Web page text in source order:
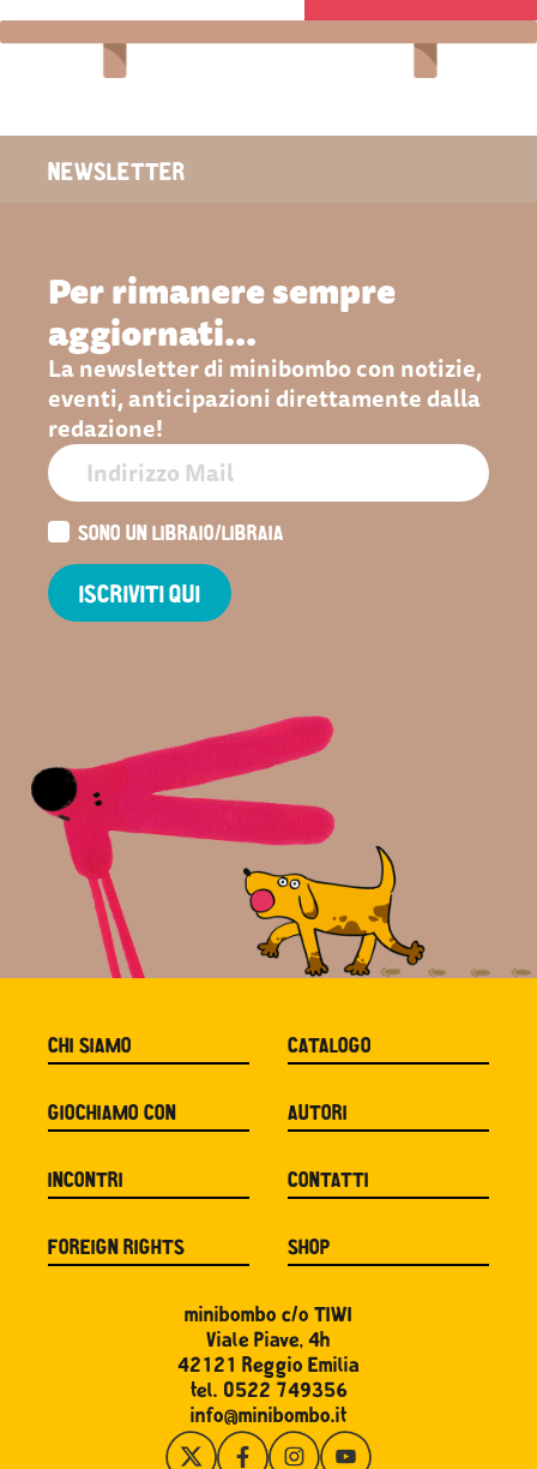
ACQUISTA
SCHEDA LIBRO
Per rimanere sempre
aggiornati...
La newsletter di minibombo con notizie,
eventi, anticipazioni direttamente dalla
redazione!
SONO UN LIBRAIO/LIBRAIA
ISCRIVITI QUI
NEWSLETTER
CHI SIAMO CATALOGO
GIOCHIAMO CON AUTORI
INCONTRI CONTATTI
FOREIGN RIGHTS SHOP
minibombo c/o TIWI
Viale Piave, 4h
42121 Reggio Emilia
tel. 0522 749356
info@minibombo.it